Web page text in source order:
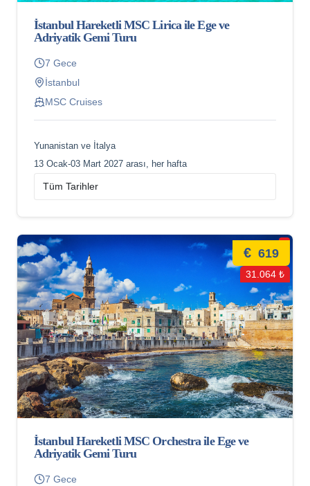
İstanbul Hareketli MSC Lirica ile Ege ve
Adriyatik Gemi Turu
7 Gece
İstanbul
MSC Cruises
Yunanistan ve İtalya
13 Ocak-03 Mart 2027 arası, her hafta
€ 619
31.064 ₺
İstanbul Hareketli MSC Orchestra ile Ege ve
Adriyatik Gemi Turu
7 Gece